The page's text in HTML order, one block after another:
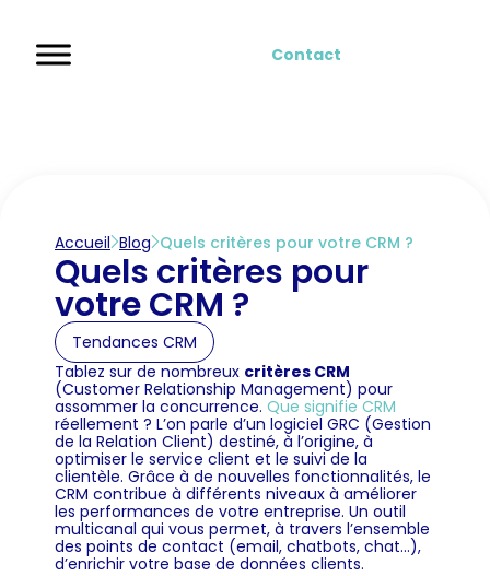
Contact
Accueil Blog Quels critères pour votre CRM ?
Quels critères pour
votre CRM ?
Tendances CRM
Tablez sur de nombreux critères CRM
(Customer Relationship Management) pour
assommer la concurrence. Que signifie CRM
réellement ? L’on parle d’un logiciel GRC (Gestion
de la Relation Client) destiné, à l’origine, à
optimiser le service client et le suivi de la
clientèle. Grâce à de nouvelles fonctionnalités, le
CRM contribue à différents niveaux à améliorer
les performances de votre entreprise. Un outil
multicanal qui vous permet, à travers l’ensemble
des points de contact (email, chatbots, chat…),
d’enrichir votre base de données clients.